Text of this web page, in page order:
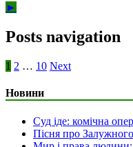
►
Posts navigation
1 2 … 10 Next
Новини
Суд іде: комічна
Пісня про Залужного